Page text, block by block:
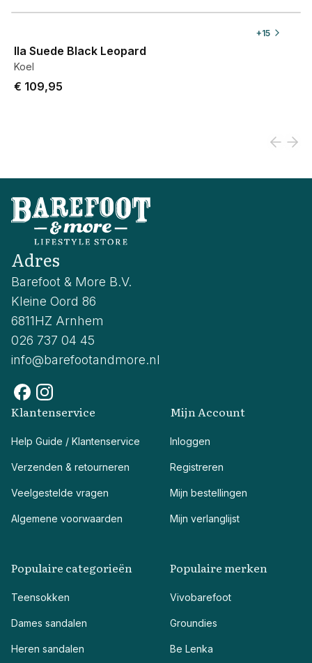
+15
Ila Suede Black Leopard
Koel
€ 109,95
Adres
Barefoot & More B.V.
Kleine Oord 86
6811HZ Arnhem
026 737 04 45
info@barefootandmore.nl
Klantenservice
Help Guide / Klantenservice
Verzenden & retourneren
Veelgestelde vragen
Algemene voorwaarden
Mijn Account
Inloggen
Registreren
Mijn bestellingen
Mijn verlanglijst
Populaire categorieën
Teensokken
Dames sandalen
Heren sandalen
Populaire merken
Vivobarefoot
Groundies
Be Lenka